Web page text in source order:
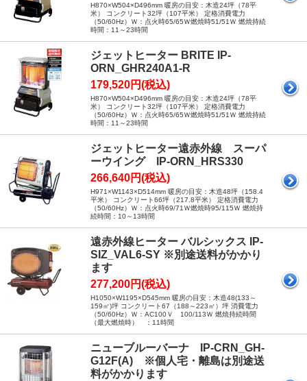
H870×W504×D496mm 暖房の目安：木造24坪（78平
米） コンクリート32坪（107平米） 定格消費電力
（50/60Hz）Ｗ：点火時65/65Ｗ燃焼時51/51Ｗ 燃焼持続
時間：11～23時間
ジェットヒーター BRITE IP-
ORN_GHR240A1-R
179,520円(税込)
H870×W504×D496mm 暖房の目安：木造24坪（78平
米） コンクリート32坪（107平米） 定格消費電力
（50/60Hz）Ｗ：点火時65/65Ｗ燃焼時51/51Ｗ 燃焼持続
時間：11～23時間
ジェットヒーター遠赤外線 スーパ
ーウイング IP-ORN_HRS330
266,640円(税込)
H971×W1143×D514mm 暖房の目安：木造48坪（158.4
平米） コンクリート66坪（217.8平米） 定格消費電力
（50/60Hz）Ｗ：点火時69/71Ｗ燃焼時95/115Ｗ 燃焼持
続時間：10～13時間
遠赤外線ヒーター バルシックス IP-
SIZ_VAL6-SY ※別途送料がかかり
ます
277,200円(税込)
H1050×W1195×D545mm 暖房の目安：木造48(133～
159㎡)坪 コンクリート67（188～223㎡）坪 消費電力
（50/60Hz）Ｗ：AC100Ｖ 100/113Ｗ 燃焼持続時間
（最大燃焼時） ：11時間
ニューブルーバーナ IP-CRN_GH-
G12F(A) ※個人宅・離島は別途送
料がかかります